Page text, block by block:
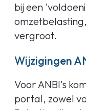
bij een
vergroot.
Wijzigingen
Voor ANBI's
portal, zowel